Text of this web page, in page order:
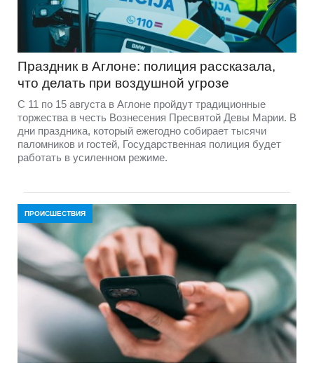
Праздник в Аглоне: полиция рассказала,
что делать при воздушной угрозе
С 11 по 15 августа в Аглоне пройдут традиционные
торжества в честь Вознесения Пресвятой Девы Марии. В
дни праздника, который ежегодно собирает тысячи
паломников и гостей, Государственная полиция будет
работать в усиленном режиме.
ПРОИСШЕСТВИЯ